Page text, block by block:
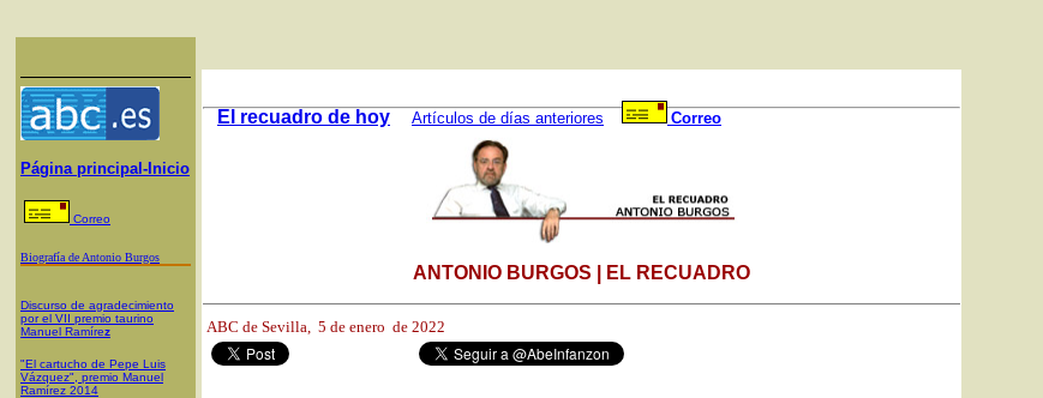
Página principal-Inicio
Correo
Biografía de Antonio Burgos
Discurso de agradecimiento
por el VII premio taurino
Manuel Ramírez
"El cartucho de Pepe Luis
Vázquez", premio Manuel
Ramírez 2014
El recuadro de hoy Artículos de días anteriores Correo
ANTONIO BURGOS | EL RECUADRO
ABC de Sevilla, 5 de enero de 2022